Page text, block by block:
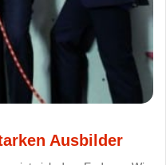
Ausbilder